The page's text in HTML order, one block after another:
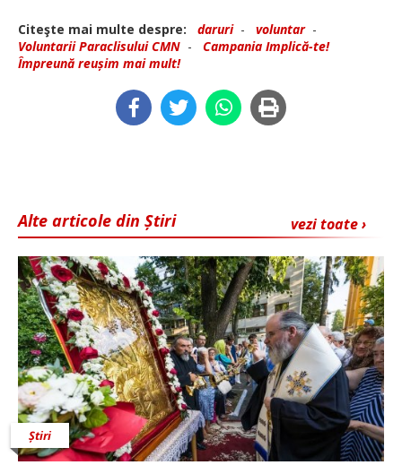
Citeşte mai multe despre: daruri- voluntar-
Voluntarii Paraclisului CMN - Campania Implică-te!
Împreună reușim mai mult!
vezi toate ›
Alte articole din Știri
Știri